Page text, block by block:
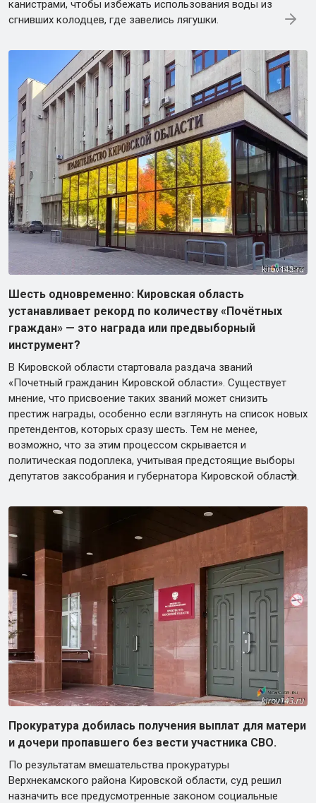
канистрами, чтобы избежать использования воды из
сгнивших колодцев, где завелись лягушки.
Шесть одновременно: Кировская область
устанавливает рекорд по количеству «Почётных
граждан» — это награда или предвыборный
инструмент?
В Кировской области стартовала раздача званий
«Почетный гражданин Кировской области». Существует
мнение, что присвоение таких званий может снизить
престиж награды, особенно если взглянуть на список новых
претендентов, которых сразу шесть. Тем не менее,
возможно, что за этим процессом скрывается и
политическая подоплека, учитывая предстоящие выборы
депутатов заксобрания и губернатора Кировской области.
Прокуратура добилась получения выплат для матери
и дочери пропавшего без вести участника СВО.
По результатам вмешательства прокуратуры
Верхнекамского района Кировской области, суд решил
назначить все предусмотренные законом социальные